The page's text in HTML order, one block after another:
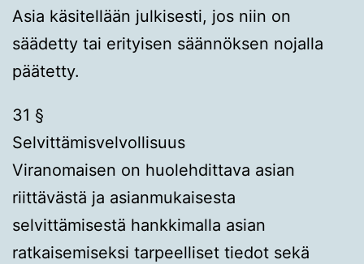
Asia käsitellään julkisesti, jos niin on
säädetty tai erityisen säännöksen nojalla
päätetty.
31 §
Selvittämisvelvollisuus
Viranomaisen on huolehdittava asian
riittävästä ja asianmukaisesta
selvittämisestä hankkimalla asian
ratkaisemiseksi tarpeelliset tiedot sekä